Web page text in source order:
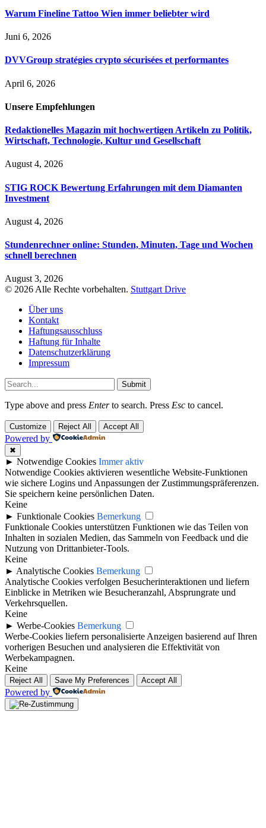
Warum Fineline Tattoo Wien immer beliebter wird
Juni 6, 2026
DVVGroup stratégies crypto sécurisées et performantes
April 6, 2026
Unsere Empfehlungen
Redaktionelles Magazin mit hochwertigen Artikeln zu Politik,
Wirtschaft, Technologie, Kultur und Gesellschaft
August 4, 2026
STIG ROCK Bewertung Erfahrungen mit dem Diamanten
Investment
August 4, 2026
Stundenrechner online: Stunden, Minuten, Tage und Wochen
schnell berechnen
August 3, 2026
© 2026 Alle Rechte vorbehalten. Stuttgart Drive
Über uns
Kontakt
Haftungsausschluss
Haftung für Inhalte
Datenschutzerklärung
Impressum
Submit
Type above and press Enterto search. Press Esc to cancel.
Customize Reject All Accept All
Powered by
✖
► Notwendige Cookies Immer aktiv
Notwendige Cookies aktivieren wesentliche Website-Funktionen
wie sichere Logins und Anpassungen der Zustimmungspräferenzen.
Sie speichern keine persönlichen Daten.
Keine
► Funktionale Cookies Bemerkung
Funktionale Cookies unterstützen Funktionen wie das Teilen von
Inhalten in sozialen Medien, das Sammeln von Feedback und die
Nutzung von Drittanbieter-Tools.
Keine
► Analytische Cookies Bemerkung
Analytische Cookies verfolgen Besucherinteraktionen und liefern
Einblicke in Metriken wie Besucheranzahl, Absprungrate und
Verkehrsquellen.
Keine
► Werbe-Cookies Bemerkung
Werbe-Cookies liefern personalisierte Anzeigen basierend auf Ihren
vorherigen Besuchen und analysieren die Effektivität von
Werbekampagnen.
Keine
Reject All Save My Preferences Accept All
Powered by